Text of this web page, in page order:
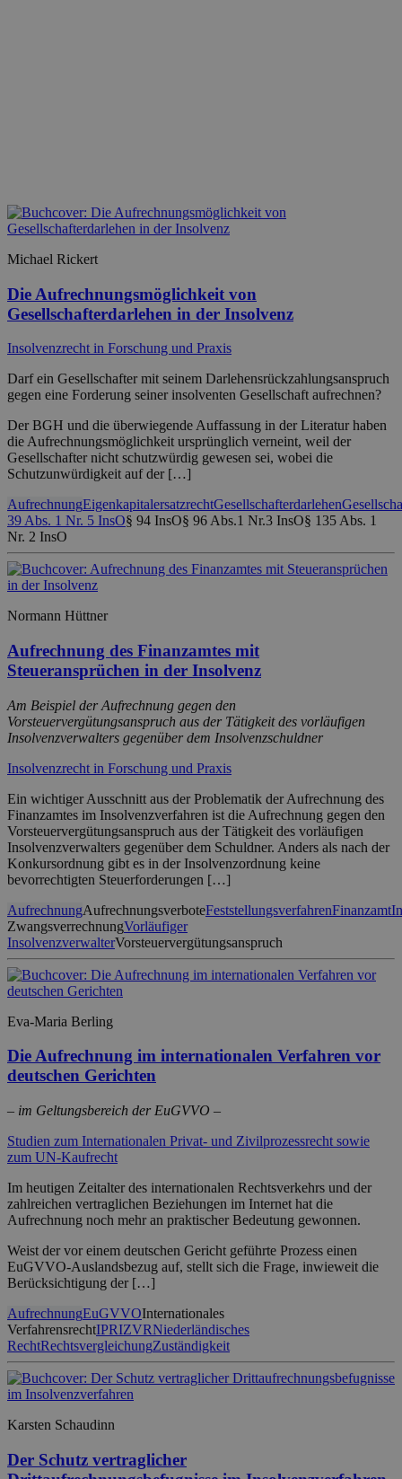
Michael Rickert
Die Aufrechnungsmöglichkeit von
Gesellschafterdarlehen in der Insolvenz
Insolvenzrecht in Forschung und Praxis
Darf ein Gesellschafter mit seinem Darlehensrückzahlungsanspruch
gegen eine Forderung seiner insolventen Gesellschaft aufrechnen?
Der BGH und die überwiegende Auffassung in der Literatur haben
die Aufrechnungsmöglichkeit ursprünglich verneint, weil der
Gesellschafter nicht schutzwürdig gewesen sei, wobei die
Schutzunwürdigkeit auf der […]
AufrechnungEigenkapitalersatzrechtGesellschafterdarlehen
39 Abs. 1 Nr. 5 InsO§ 94 InsO§ 96 Abs.1 Nr.3 InsO§ 135 Abs. 1
Nr. 2 InsO
Normann Hüttner
Aufrechnung des Finanzamtes mit
Steueransprüchen in der Insolvenz
Am Beispiel der Aufrechnung gegen den
Vorsteuervergütungsanspruch aus der Tätigkeit des vorläufigen
Insolvenzverwalters gegenüber dem Insolvenzschuldner
Insolvenzrecht in Forschung und Praxis
Ein wichtiger Ausschnitt aus der Problematik der Aufrechnung des
Finanzamtes im Insolvenzverfahren ist die Aufrechnung gegen den
Vorsteuervergütungsanspruch aus der Tätigkeit des vorläufigen
Insolvenzverwalters gegenüber dem Schuldner. Anders als nach der
Konkursordnung gibt es in der Insolvenzordnung keine
bevorrechtigten Steuerforderungen […]
AufrechnungAufrechnungsverboteFeststellungsverfahrenFinanzamt
ZwangsverrechnungVorläufiger
InsolvenzverwalterVorsteuervergütungsanspruch
Eva-Maria Berling
Die Aufrechnung im internationalen Verfahren vor
deutschen Gerichten
– im Geltungsbereich der EuGVVO –
Studien zum Internationalen Privat- und Zivilprozessrecht sowie
zum UN-Kaufrecht
Im heutigen Zeitalter des internationalen Rechtsverkehrs und der
zahlreichen vertraglichen Beziehungen im Internet hat die
Aufrechnung noch mehr an praktischer Bedeutung gewonnen.
Weist der vor einem deutschen Gericht geführte Prozess einen
EuGVVO-Auslandsbezug auf, stellt sich die Frage, inwieweit die
Berücksichtigung der […]
AufrechnungEuGVVOInternationales
VerfahrensrechtIPRIZVRNiederländisches
RechtRechtsvergleichungZuständigkeit
Karsten Schaudinn
Der Schutz vertraglicher